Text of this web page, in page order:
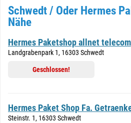
Schwedt / Oder Hermes
Nähe
Hermes Paketshop allnet telecom
Landgrabenpark 1, 16303 Schwedt
Geschlossen!
Hermes Paket Shop Fa.
Steinstr. 1, 16303 Schwedt